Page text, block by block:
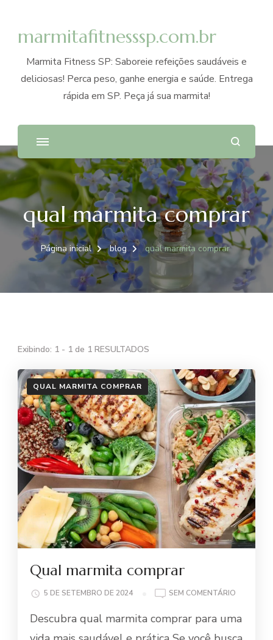
marmitafitnesssp.com.br
Marmita Fitness SP: Saboreie refeições saudáveis e
deliciosas! Perca peso, ganhe energia e saúde. Entrega
rápida em SP. Peça já sua marmita!
qual marmita comprar
Página inicial blog qual marmita comprar
Exibindo: 1 - 1 de 1 RESULTADOS
QUAL MARMITA COMPRAR
Qual marmita comprar
5 DE SETEMBRO DE 2024 SEM COMENTÁRIO
MARMITA
Descubra qual marmita comprar para uma